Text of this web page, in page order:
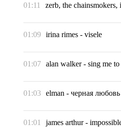
01:11 zerb, the chainsmokers,
01:09 irina rimes - visele
01:07 alan walker- sing me to
01:03 elman - черная любовь
01:01 james arthur-